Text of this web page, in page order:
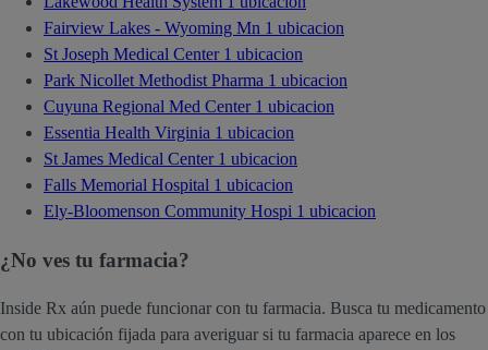
Fairview Lakes - Wyoming Mn 1 ubicacion
St Joseph Medical Center 1 ubicacion
Park Nicollet Methodist Pharma 1 ubicacion
Cuyuna Regional Med Center 1 ubicacion
Essentia Health Virginia 1 ubicacion
St James Medical Center 1 ubicacion
Falls Memorial Hospital 1 ubicacion
Ely-Bloomenson Community Hospi 1 ubicacion
¿No ves tu farmacia?
Inside Rx aún puede funcionar con tu farmacia. Busca tu medicamento
con tu ubicación fijada para averiguar si tu farmacia aparece en los